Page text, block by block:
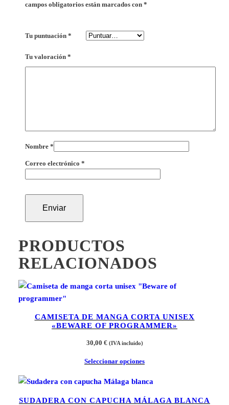
campos obligatorios están marcados con *
Tu puntuación *
Tu valoración *
Nombre *
Correo electrónico *
PRODUCTOS
RELACIONADOS
CAMISETA DE MANGA CORTA UNISEX
«BEWARE OF PROGRAMMER»
30,00 € (IVA incluido)
Seleccionar opciones
SUDADERA CON CAPUCHA MÁLAGA BLANCA